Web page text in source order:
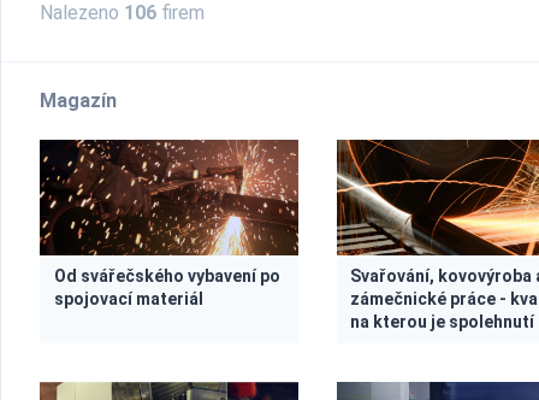
Nalezeno 106 firem
Magazín
Od svářečského vybavení po
spojovací materiál
Svařování, kovovýroba
zámečnické práce -
na kterou je spolehnutí